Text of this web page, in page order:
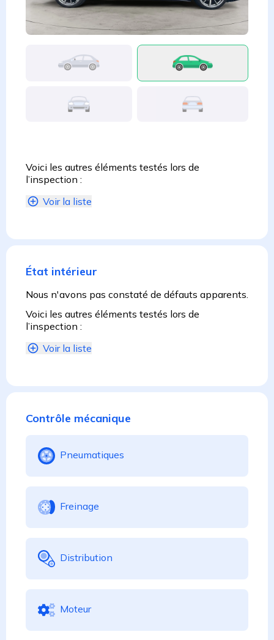
Voici les autres éléments testés lors de
l’inspection :
Voir la liste
État intérieur
Nous n'avons pas constaté de défauts apparents.
Voici les autres éléments testés lors de
l’inspection :
Voir la liste
Contrôle mécanique
Pneumatiques
Freinage
Distribution
Moteur